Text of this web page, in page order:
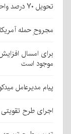
تحویل ۷۰ درصد واحدهای نهضت ملی مسکن در کرمان
مجروحِ حمله
برای امسال
موجود است
پیام مدیرعامل
اجرای طرح تقویتی «حامی»